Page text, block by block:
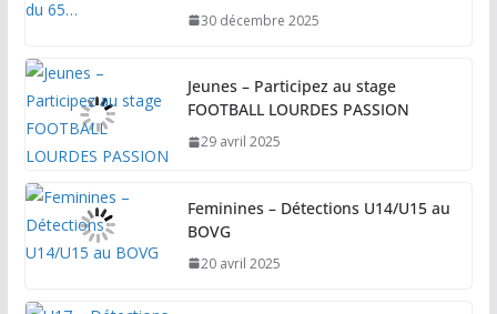
30 décembre 2025
Jeunes – Participez au stage
FOOTBALL LOURDES PASSION
29 avril 2025
Feminines – Détections U14/U15 au
BOVG
20 avril 2025